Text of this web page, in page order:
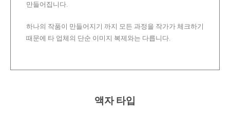
만들어집니다.
하나의 작품이 만들어지기 까지 모든 과정을 작가가 체크하기
때문에 타 업체의 단순 이미지 복제와는 다릅니다.
액자 타입